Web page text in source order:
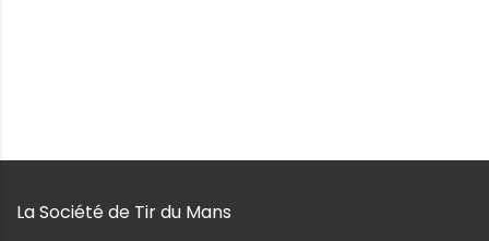
La Société de Tir du Mans